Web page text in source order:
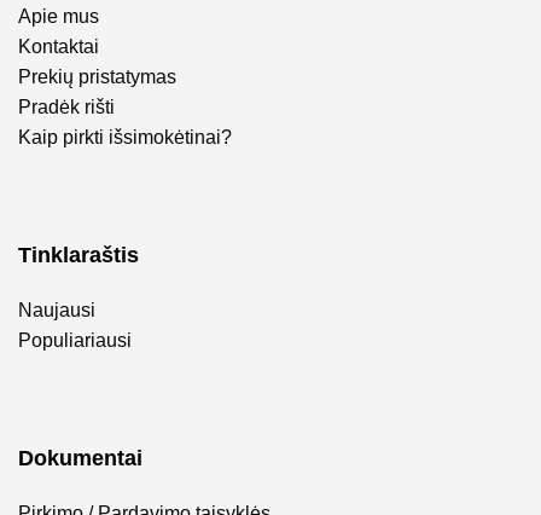
Apie mus
Kontaktai
Prekių pristatymas
Pradėk rišti
Kaip pirkti išsimokėtinai?
Tinklaraštis
Naujausi
Populiariausi
Dokumentai